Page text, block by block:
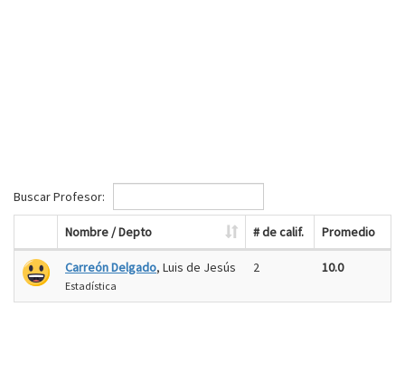
Buscar Profesor:
Nombre / Depto # de calif. Promedio
Carreón Delgado, Luis de Jesús
Estadística
2 10.0